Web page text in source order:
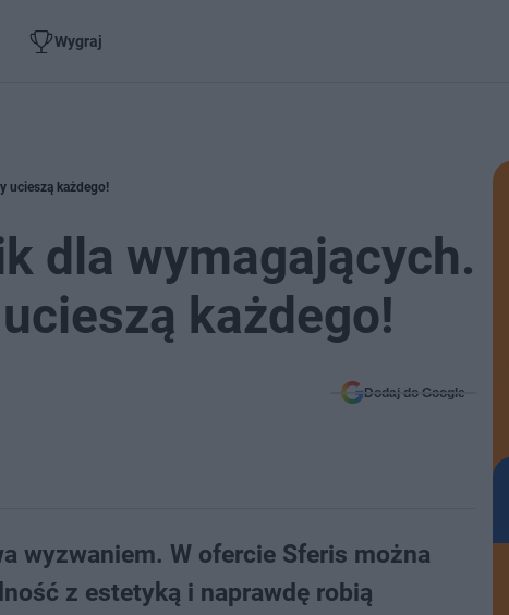
Wygraj
ucieszą każdego!
dla wymagających.
każdego!
Dodaj do Google
wyzwaniem. W ofercie Sferis można
z estetyką i naprawdę robią